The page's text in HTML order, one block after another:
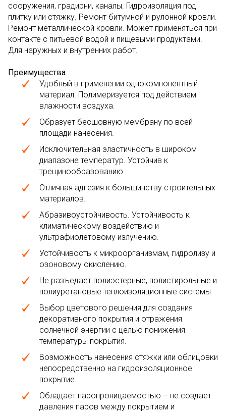
сооружения, градирни, каналы. Гидроизоляция под
плитку или стяжку. Ремонт битумной и рулонной кровли.
Ремонт металлической кровли. Может применяться при
контакте с питьевой водой и пищевыми продуктами.
Для наружных и внутренних работ.
Преимущества
Удобный в применении однокомпонентный
материал. Полимеризуется под действием
влажности воздуха.
Образует бесшовную мембрану по всей
площади нанесения.
Исключительная эластичность в широком
диапазоне температур. Устойчив к
трещинообразованию.
Отличная адгезия к большинству строительных
материалов.
Абразивоустойчивость. Устойчивость к
климатическому воздействию и
ультрафиолетовому излучению.
Устойчивость к микроорганизмам, гидролизу и
озоновому окислению.
Не разъедает полиэстерные, полистирольные и
полиуретановые теплоизоляционные системы.
Выбор цветового решения для создания
декоративного покрытия и отражения
солнечной энергии с целью понижения
температуры покрытия.
Возможность нанесения стяжки или облицовки
непосредственно на гидроизоляционное
покрытие.
Обладает паропроницаемостью – не создает
давления паров между покрытием и